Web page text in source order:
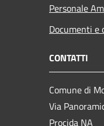
Personale
Documenti e
CONTATTI
Comune di
Via
Procida NA